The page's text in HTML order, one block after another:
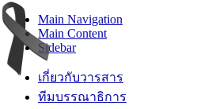
Main Navigation
Main Content
Sidebar
เกี่ยวกับวารสาร
ทีมบรรณาธิการ